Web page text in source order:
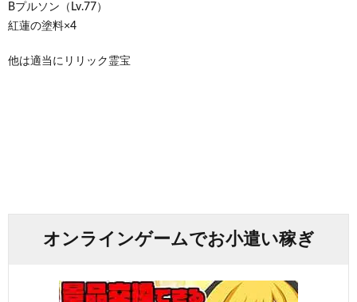
Bプルソン（Lv.77）
紅蓮の塗料×4
他は適当にリリック霊宝
オンラインゲームでお小遣い稼ぎ